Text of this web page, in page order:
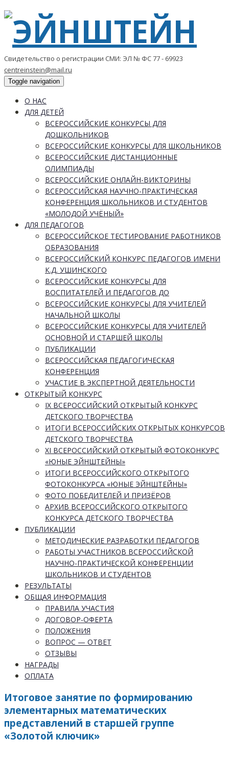
Свидетельство о регистрации СМИ: ЭЛ № ФС 77 - 69923
centreinstein@mail.ru
Toggle navigation
О НАС
ДЛЯ ДЕТЕЙ
ВСЕРОССИЙСКИЕ КОНКУРСЫ ДЛЯ
ДОШКОЛЬНИКОВ
ВСЕРОССИЙСКИЕ КОНКУРСЫ ДЛЯ ШКОЛЬНИКОВ
ВСЕРОССИЙСКИЕ ДИСТАНЦИОННЫЕ
ОЛИМПИАДЫ
ВСЕРОССИЙСКИЕ ОНЛАЙН-ВИКТОРИНЫ
ВСЕРОССИЙСКАЯ НАУЧНО-ПРАКТИЧЕСКАЯ
КОНФЕРЕНЦИЯ ШКОЛЬНИКОВ И СТУДЕНТОВ
«МОЛОДОЙ УЧЁНЫЙ»
ДЛЯ ПЕДАГОГОВ
ВСЕРОССИЙСКОЕ ТЕСТИРОВАНИЕ РАБОТНИКОВ
ОБРАЗОВАНИЯ
ВСЕРОССИЙСКИЙ КОНКУРС ПЕДАГОГОВ ИМЕНИ
К.Д. УШИНСКОГО
ВСЕРОССИЙСКИЕ КОНКУРСЫ ДЛЯ
ВОСПИТАТЕЛЕЙ И ПЕДАГОГОВ ДО
ВСЕРОССИЙСКИЕ КОНКУРСЫ ДЛЯ УЧИТЕЛЕЙ
НАЧАЛЬНОЙ ШКОЛЫ
ВСЕРОССИЙСКИЕ КОНКУРСЫ ДЛЯ УЧИТЕЛЕЙ
ОСНОВНОЙ И СТАРШЕЙ ШКОЛЫ
ПУБЛИКАЦИИ
ВСЕРОССИЙСКАЯ ПЕДАГОГИЧЕСКАЯ
КОНФЕРЕНЦИЯ
УЧАСТИЕ В ЭКСПЕРТНОЙ ДЕЯТЕЛЬНОСТИ
ОТКРЫТЫЙ КОНКУРС
IX ВСЕРОССИЙСКИЙ ОТКРЫТЫЙ КОНКУРС
ДЕТСКОГО ТВОРЧЕСТВА
ИТОГИ ВСЕРОССИЙСКИХ ОТКРЫТЫХ КОНКУРСОВ
ДЕТСКОГО ТВОРЧЕСТВА
XI ВСЕРОССИЙСКИЙ ОТКРЫТЫЙ ФОТОКОНКУРС
«ЮНЫЕ ЭЙНШТЕЙНЫ»
ИТОГИ ВСЕРОССИЙСКОГО ОТКРЫТОГО
ФОТОКОНКУРСА «ЮНЫЕ ЭЙНШТЕЙНЫ»
ФОТО ПОБЕДИТЕЛЕЙ И ПРИЗЁРОВ
АРХИВ ВСЕРОССИЙСКОГО ОТКРЫТОГО
КОНКУРСА ДЕТСКОГО ТВОРЧЕСТВА
ПУБЛИКАЦИИ
МЕТОДИЧЕСКИЕ РАЗРАБОТКИ ПЕДАГОГОВ
РАБОТЫ УЧАСТНИКОВ ВСЕРОССИЙСКОЙ
НАУЧНО-ПРАКТИЧЕСКОЙ КОНФЕРЕНЦИИ
ШКОЛЬНИКОВ И СТУДЕНТОВ
РЕЗУЛЬТАТЫ
ОБЩАЯ ИНФОРМАЦИЯ
ПРАВИЛА УЧАСТИЯ
ДОГОВОР-ОФЕРТА
ПОЛОЖЕНИЯ
ВОПРОС — ОТВЕТ
ОТЗЫВЫ
НАГРАДЫ
ОПЛАТА
Итоговое занятие по формированию
элементарных математических
представлений в старшей группе
«Золотой ключик»